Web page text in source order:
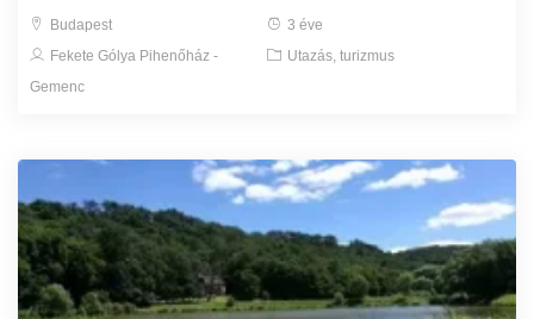
Budapest
3 éve
Fekete Gólya Pihenőház -
Gemenc
Utazás, turizmus